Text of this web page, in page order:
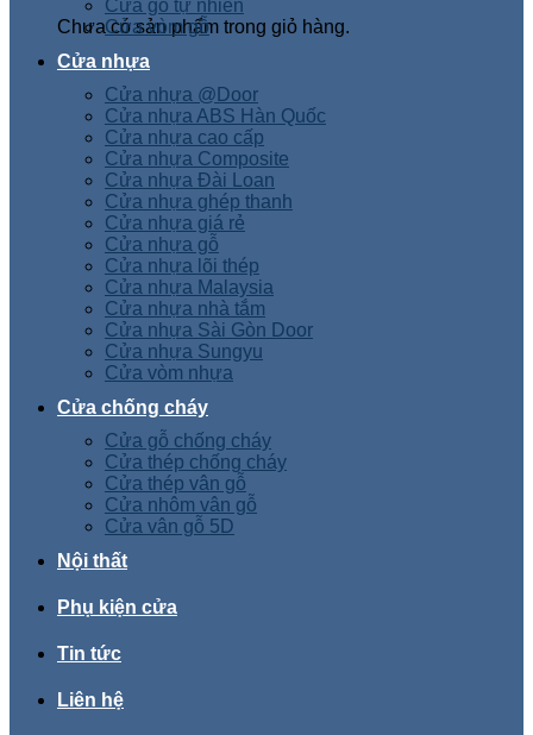
Chưa có sản phẩm trong giỏ hàng.
Cửa gỗ tự nhiên
Cửa vòm gỗ
Cửa nhựa
Cửa nhựa @Door
Cửa nhựa ABS Hàn Quốc
Cửa nhựa cao cấp
Cửa nhựa Composite
Cửa nhựa Đài Loan
Cửa nhựa ghép thanh
Cửa nhựa giá rẻ
Cửa nhựa gỗ
Cửa nhựa lõi thép
Cửa nhựa Malaysia
Cửa nhựa nhà tắm
Cửa nhựa Sài Gòn Door
Cửa nhựa Sungyu
Cửa vòm nhựa
Cửa chống cháy
Cửa gỗ chống cháy
Cửa thép chống cháy
Cửa thép vân gỗ
Cửa nhôm vân gỗ
Cửa vân gỗ 5D
Nội thất
Phụ kiện cửa
Tin tức
Liên hệ